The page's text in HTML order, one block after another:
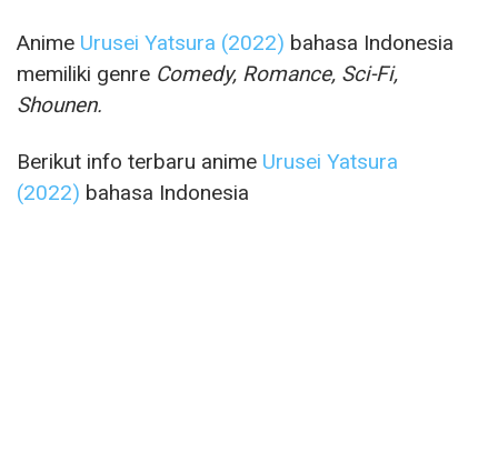
Anime Urusei Yatsura (2022) bahasa Indonesia
memiliki genre Comedy, Romance, Sci-Fi,
Shounen.
Berikut info terbaru anime Urusei Yatsura
(2022) bahasa Indonesia